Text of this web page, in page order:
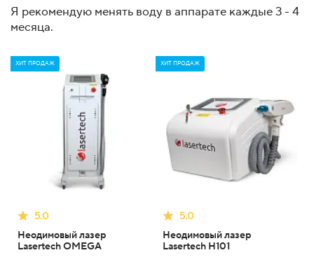
Я рекомендую менять воду в аппарате каждые 3 - 4
месяца.
ХИТ ПРОДАЖ
5.0
Неодимовый лазер
Lasertech OMEGA
ХИТ ПРОДАЖ
5.0
Неодимовый лазер
Lasertech H101